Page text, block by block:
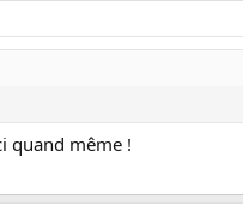
quand même !